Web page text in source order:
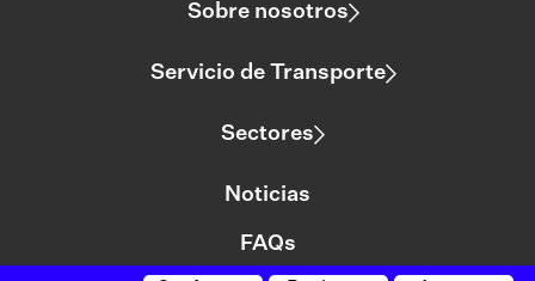
Sobre nosotros
Servicio de Transporte
Sectores
Noticias
FAQs